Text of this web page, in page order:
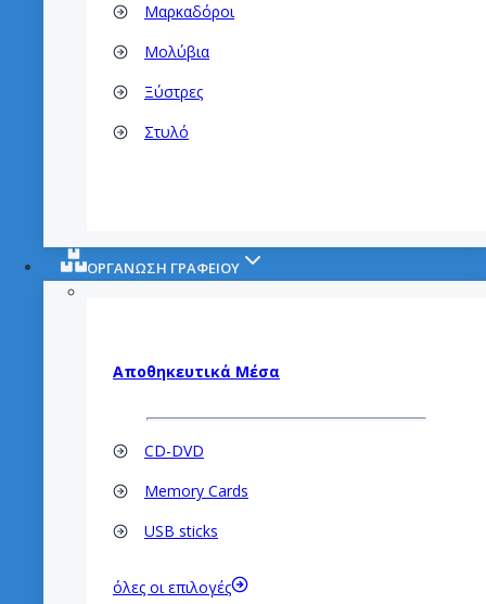
Μαρκαδόροι
Μολύβια
Ξύστρες
Στυλό
ΟΡΓΑΝΩΣΗ ΓΡΑΦΕΙΟΥ
Αποθηκευτικά Μέσα
CD-DVD
Memory Cards
USB sticks
όλες οι επιλογές